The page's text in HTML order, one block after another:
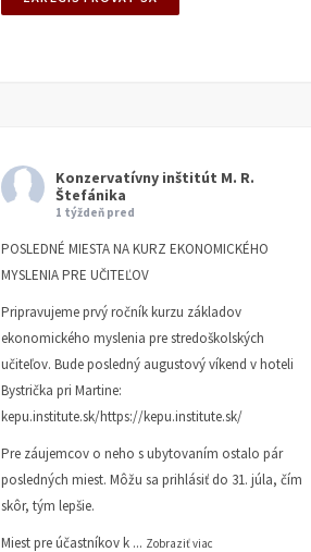
Konzervatívny inštitút M. R.
Štefánika
1 týždeň pred
POSLEDNÉ MIESTA NA KURZ EKONOMICKÉHO
MYSLENIA PRE UČITEĽOV
Pripravujeme prvý ročník kurzu základov
ekonomického myslenia pre stredoškolských
učiteľov. Bude posledný augustový víkend v hoteli
Bystrička pri Martine:
kepu.institute.sk/https://kepu.institute.sk/
Pre záujemcov o neho s ubytovaním ostalo pár
posledných miest. Môžu sa prihlásiť do 31. júla, čím
skôr, tým lepšie.
Miest pre účastníkov k ... Zobraziť viac